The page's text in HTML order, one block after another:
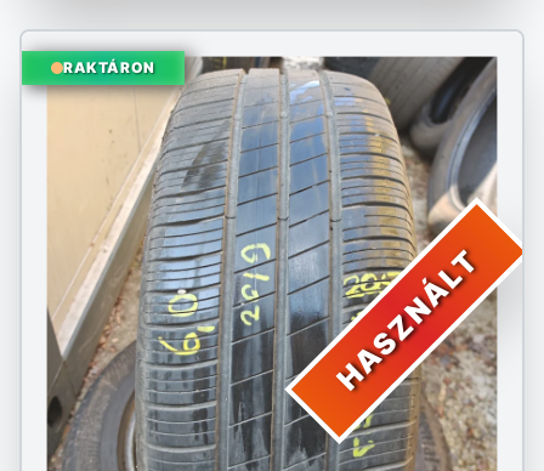
HASZNÁLT
RAKTÁRON